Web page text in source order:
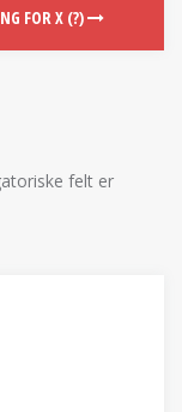
FOR X (?)
felt er